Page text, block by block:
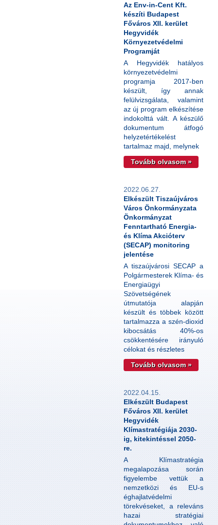
Az Env-in-Cent Kft.
készíti Budapest
Főváros XII. kerület
Hegyvidék
Környezetvédelmi
Programját
A Hegyvidék hatályos
környezetvédelmi
programja 2017-ben
készült, így annak
felülvizsgálata, valamint
az új program elkészítése
indokolttá vált. A készülő
dokumentum átfogó
helyzetértékelést
tartalmaz majd, melynek
Tovább olvasom »
Elkészült Tiszaújváros
Város Önkormányzata
Önkormányzat
Fenntartható Energia-
és Klíma Akcióterv
(SECAP) monitoring
jelentése
2022.06.27.
A tiszaújvárosi SECAP a
Polgármesterek Klíma- és
Energiaügyi
Szövetségének
útmutatója alapján
készült és többek között
tartalmazza a szén-dioxid
kibocsátás 40%-os
csökkentésére irányuló
célokat és részletes
Tovább olvasom »
Elkészült Budapest
Főváros XII. kerület
Hegyvidék
Klímastratégiája 2030-
ig, kitekintéssel 2050-
re.
2022.04.15.
A Klímastratégia
megalapozása során
figyelembe vettük a
nemzetközi és EU-s
éghajlatvédelmi
törekvéseket, a releváns
hazai stratégiai